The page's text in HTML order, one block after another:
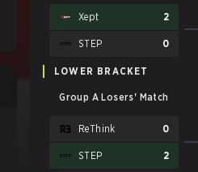
Xept 2
STEP 0
LOWER BRACKET
Group A Losers' Match
ReThink 0
STEP 2